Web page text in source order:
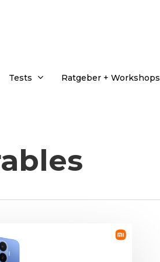
Tests Ratgeber + Workshops